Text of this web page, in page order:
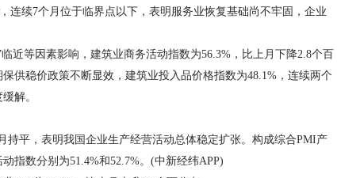
连续7个月位于临界点以下，表明服务业恢复基础尚不牢固，企业
近等因素影响，建筑业商务活动指数为56.3%，比上月下降2.8个百
供稳价政策不断显效，建筑业投入品价格指数为48.1%，连续两个
解。
持平，表明我国企业生产经营活动总体稳定扩张。构成综合PMI产
指数分别为51.4%和52.7%。(中新经纬APP)